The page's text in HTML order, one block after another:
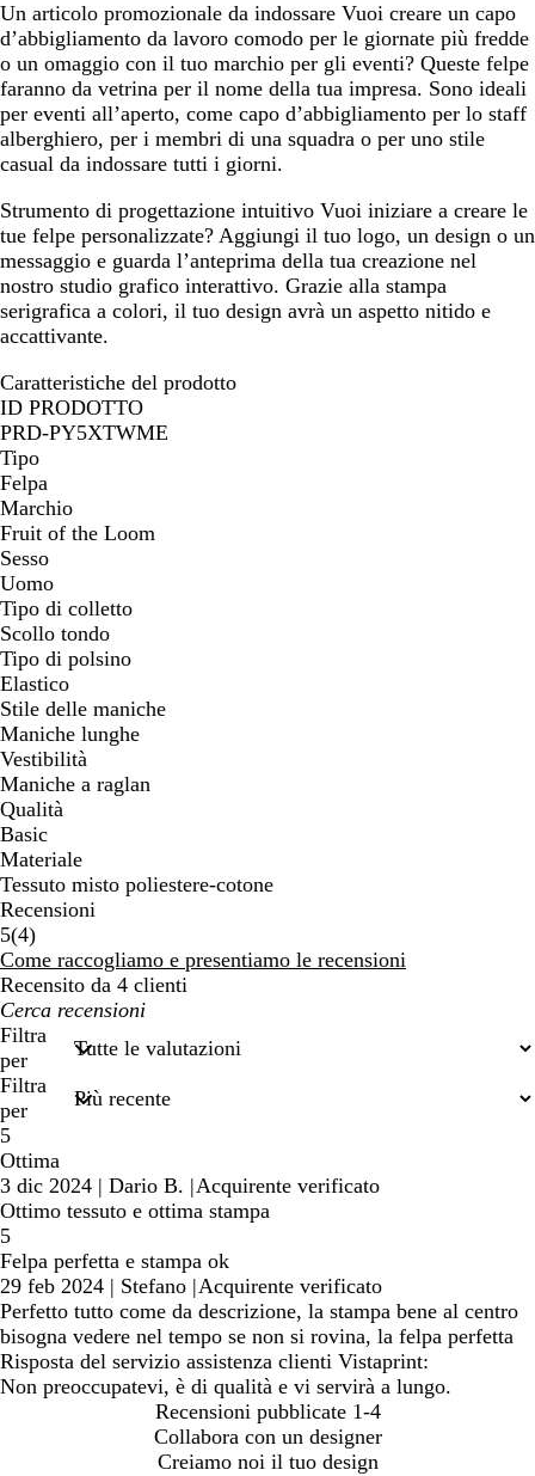
Un articolo promozionale da indossare Vuoi creare un capo
d’abbigliamento da lavoro comodo per le giornate più fredde
o un omaggio con il tuo marchio per gli eventi? Queste felpe
faranno da vetrina per il nome della tua impresa. Sono ideali
per eventi all’aperto, come capo d’abbigliamento per lo staff
alberghiero, per i membri di una squadra o per uno stile
casual da indossare tutti i giorni.
Strumento di progettazione intuitivo Vuoi iniziare a creare le
tue felpe personalizzate? Aggiungi il tuo logo, un design o un
messaggio e guarda l’anteprima della tua creazione nel
nostro studio grafico interattivo. Grazie alla stampa
serigrafica a colori, il tuo design avrà un aspetto nitido e
accattivante.
Caratteristiche del prodotto
ID PRODOTTO
PRD-PY5XTWME
Tipo
Felpa
Marchio
Fruit of the Loom
Sesso
Uomo
Tipo di colletto
Scollo tondo
Tipo di polsino
Elastico
Stile delle maniche
Maniche lunghe
Vestibilità
Maniche a raglan
Qualità
Basic
Materiale
Tessuto misto poliestere-cotone
Recensioni
5(44
recensioni
)
Come raccogliamo e presentiamo le recensioni
Recensito da 4 clienti
I
miei
termini
di
ricerca
Filtra
per
Filtra
per
5
Ottima
3 dic 2024 | Dario B. |Acquirente verificato
Ottimo tessuto e ottima stampa
5
Felpa perfetta e stampa ok
29 feb 2024 | Stefano |Acquirente verificato
Perfetto tutto come da descrizione, la stampa bene al centro
bisogna vedere nel tempo se non si rovina, la felpa perfetta
Risposta del servizio assistenza clienti Vistaprint:
Non preoccupatevi, è di qualità e vi servirà a lungo.
Recensioni pubblicate 1-4
Collabora con un designer
Creiamo noi il tuo design